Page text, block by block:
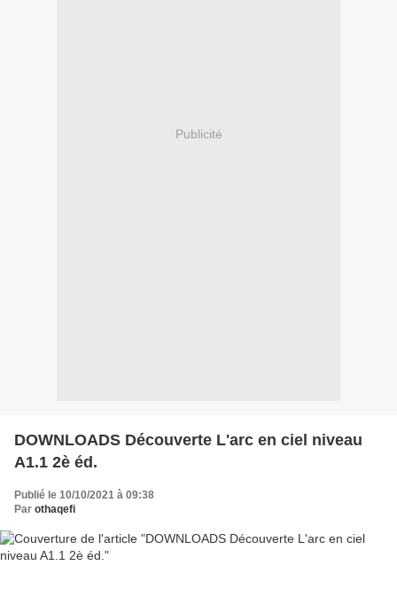
Publicité
DOWNLOADS Découverte L'arc en ciel niveau
A1.1 2è éd.
Publié le 10/10/2021 à 09:38
Par othaqefi